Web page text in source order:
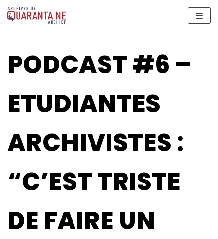
Aller
au
PODCAST #6 –
ETUDIANTES
ARCHIVISTES :
“C’EST TRISTE
DE FAIRE UN